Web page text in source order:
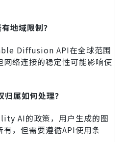
地域限制？
Diffusion API在全球范围
网络连接的稳定性可能影响使
属如何处理？
AI的政策，用户生成的图
有，但需要遵循API使用条